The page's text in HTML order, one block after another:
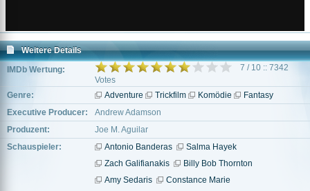
Weitere Details
IMDb Wertung:
7 / 10 :: 7342
Votes
Genre:
Adventure Trickfilm Komödie
Fantasy
Executive Producer:
Andrew Adamson
Produzent:
Joe M. Aguilar
Schauspieler:
Antonio Banderas
Salma Hayek
Zach Galifianakis
Billy Bob Thornton
Amy Sedaris
Constance Marie